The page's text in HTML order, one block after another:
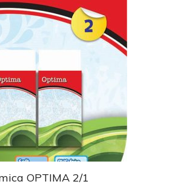
OPTIMA 2/1